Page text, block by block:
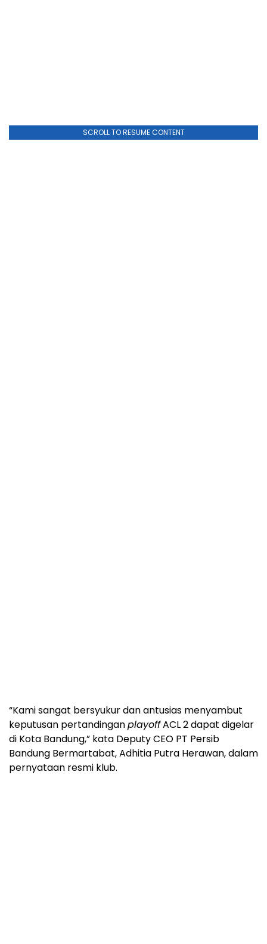
SCROLL TO RESUME CONTENT
“Kami sangat bersyukur dan antusias menyambut
keputusan pertandinganplayoffACL 2 dapat digelar
di Kota Bandung,” kata Deputy CEO PT Persib
Bandung Bermartabat, Adhitia Putra Herawan, dalam
pernyataan resmi klub.